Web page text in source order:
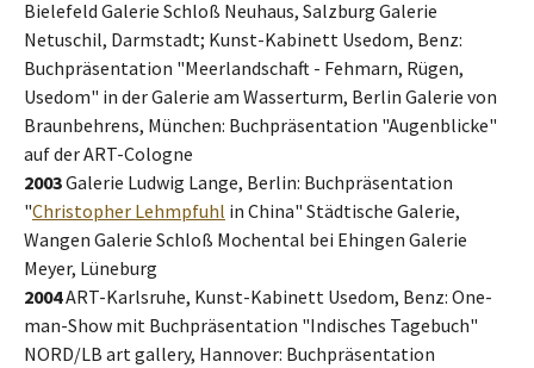
Bielefeld Galerie Schloß Neuhaus, Salzburg Galerie
Netuschil, Darmstadt; Kunst-Kabinett Usedom, Benz:
Buchpräsentation "Meerlandschaft - Fehmarn, Rügen,
Usedom" in der Galerie am Wasserturm, Berlin Galerie von
Braunbehrens, München: Buchpräsentation "Augenblicke"
auf der ART-Cologne
2003Galerie Ludwig Lange, Berlin: Buchpräsentation
"Christopher Lehmpfuhl in China" Städtische Galerie,
Wangen Galerie Schloß Mochental bei Ehingen Galerie
Meyer, Lüneburg
2004ART-Karlsruhe, Kunst-Kabinett Usedom, Benz: One-
man-Show mit Buchpräsentation "Indisches Tagebuch"
NORD/LB art gallery, Hannover: Buchpräsentation